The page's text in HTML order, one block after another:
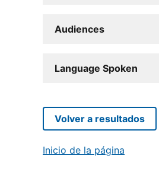
Audiences
Language Spoken
Volver a resultados
Inicio de la página